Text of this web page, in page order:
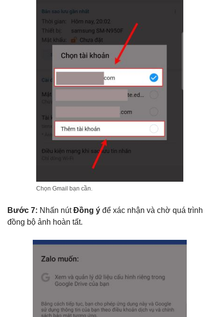
Chọn Gmail bạn cần.
Bước 7: Nhấn nútĐồng ý để xác nhận và chờ quá trình
đồng bộ ảnh hoàn tất.